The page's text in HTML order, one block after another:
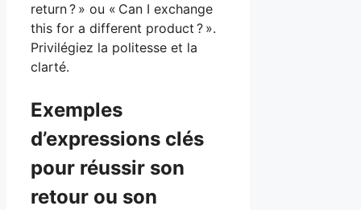
return ? » ou « Can I exchange
this for a different product ? ».
Privilégiez la politesse et la
clarté.
Exemples
d’expressions clés
pour réussir son
retour ou son